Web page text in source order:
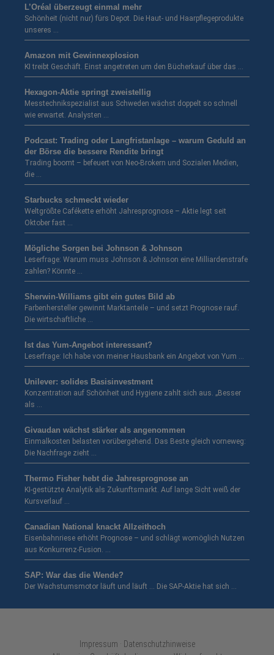
L’Oréal überzeugt einmal mehr
Schönheit (nicht nur) fürs Depot. Die Haut- und Haarpflegeprodukte
unseres …
Amazon mit Gewinnexplosion
KI treibt Geschäft. Einst angetreten um den Bücherkauf über das …
Hexagon-Aktie springt zweistellig
Messtechnikspezialist aus Schweden wächst doppelt so schnell
wie erwartet. Analysten …
Podcast: Trading oder Langfristanlage – warum Geduld an
der Börse die bessere Rendite bringt
Trading boomt – befeuert von Neo-Brokern und Sozialen Medien,
die …
Starbucks schmeckt wieder
Weltgrößte Cafékette erhöht Jahresprognose – Aktie legt seit
Oktober fast …
Mögliche Sorgen bei Johnson & Johnson
Leserfrage: Warum muss Johnson & Johnson eine Milliardenstrafe
zahlen? Könnte …
Sherwin-Williams gibt ein gutes Bild ab
Farbenhersteller gewinnt Marktanteile – und setzt Prognose rauf.
Die wirtschaftliche …
Ist das Yum-Angebot interessant?
Leserfrage: Ich habe von meiner Hausbank ein Angebot von Yum …
Unilever: solides Basisinvestment
Konzentration auf Schönheit und Hygiene zahlt sich aus. „Besser
als …
Givaudan wächst stärker als angenommen
Einmalkosten belasten vorübergehend. Das Beste gleich vorneweg:
Die Nachfrage zieht …
Thermo Fisher hebt die Jahresprognose an
KI-gestützte Analytik als Zukunftsmarkt. Auf lange Sicht weiß der
Kursverlauf …
Canadian National knackt Allzeithoch
Eisenbahnriese erhöht Prognose – und schlägt womöglich Nutzen
aus Konkurrenz-Fusion. …
SAP: War das die Wende?
Der Wachstumsmotor läuft und läuft … Die SAP-Aktie hat sich …
Impressum · Datenschutzhinweise